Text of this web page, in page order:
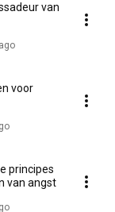
(Ondernemen op
leven' waar
Welke
gedijen? Hoe
geloof als je
gevuld met
gesprekken over de
van
voor
principes
van angst